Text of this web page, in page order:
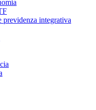
previdenza integrativa